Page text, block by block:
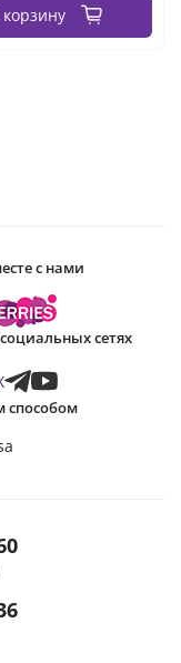
с нами
сетях
способом